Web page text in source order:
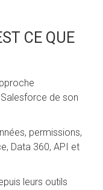
CE QUE
de son
permissions,
Data 360, API et
leurs outils